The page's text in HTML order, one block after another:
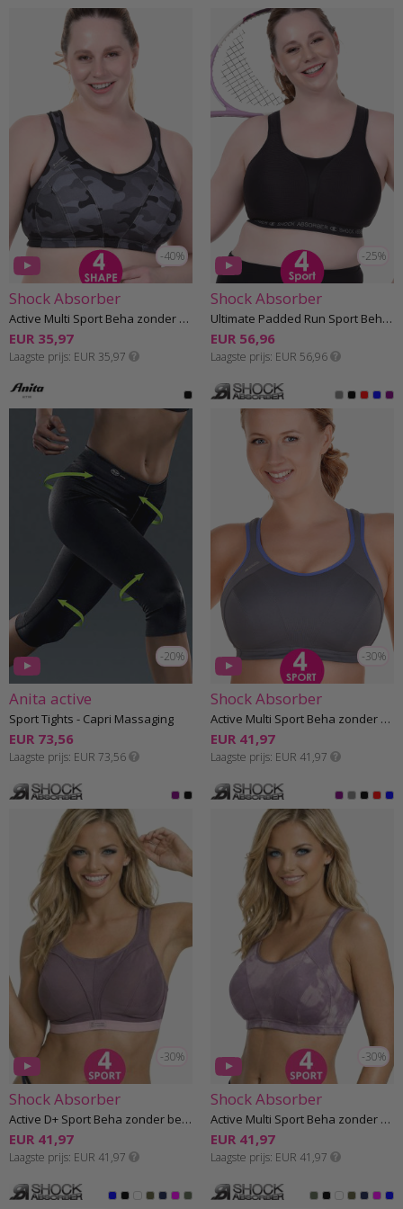
-40%
Shock Absorber
Active Multi Sport Beha zonder beugel F-J cup
EUR 35,97
Laagste prijs EUR 35,97
-25%
Shock Absorber
Ultimate Padded Run Sport Beha zonder beugel E-G cup
EUR 56,96
Laagste prijs EUR 56,96
-20%
Anita active
Sport Tights - Capri Massaging
EUR 73,56
Laagste prijs EUR 73,56
-30%
Shock Absorber
Active Multi Sport Beha zonder beugel F-L cup
EUR 41,97
Laagste prijs EUR 41,97
-30%
Shock Absorber
Active D+ Sport Beha zonder beugel G-K cup
EUR 41,97
Laagste prijs EUR 41,97
-30%
Shock Absorber
Active Multi Sport Beha zonder beugel F-J cup
EUR 41,97
Laagste prijs EUR 41,97